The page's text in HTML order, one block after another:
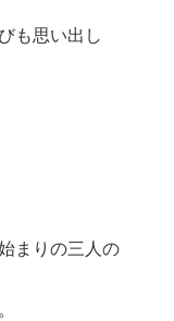
も思い出し
まりの三人の